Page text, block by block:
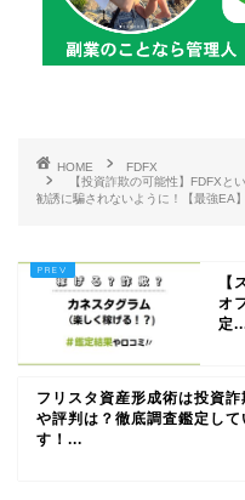
HOME
FDFX
【投資詐欺の可能性】FDFXと
勧誘に騙されないように！【最強EA】
【
オ
定
フリスタ資産形成術は投資詐
や評判は？徹底調査鑑定して
す！...